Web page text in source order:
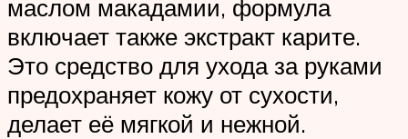
маслом макадамии, формула
включает также экстракт карите.
Это средство для ухода за руками
предохраняет кожу от сухости,
делает её мягкой и нежной.